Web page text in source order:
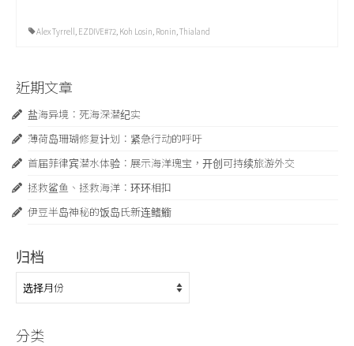
Alex Tyrrell EZDIVE#72 Koh Losin Ronin Thialand
近期文章
盐海异境：死海深潜纪实
薄荷岛珊瑚修复计划：紧急行动的呼吁
首届菲律宾潜水体验：展示海洋瑰宝，开创可持续旅游外交
拯救鲨鱼、拯救海洋：环环相扣
伊豆半岛神秘的饭岛氏新连鳍䲗
归档
归
档
分类